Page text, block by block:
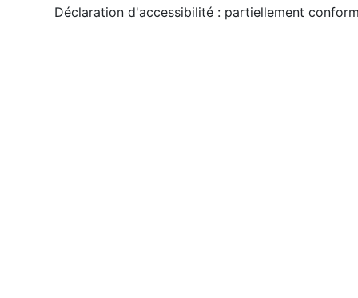
Déclaration d'accessibilité : partiellement